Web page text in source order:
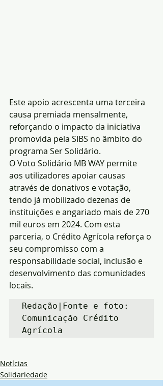
Este apoio acrescenta uma terceira
causa premiada mensalmente,
reforçando o impacto da iniciativa
promovida pela SIBS no âmbito do
programa Ser Solidário.
O Voto Solidário MB WAY permite
aos utilizadores apoiar causas
através de donativos e votação,
tendo já mobilizado dezenas de
instituições e angariado mais de 270
mil euros em 2024. Com esta
parceria, o Crédito Agrícola reforça o
seu compromisso com a
responsabilidade social, inclusão e
desenvolvimento das comunidades
locais.
Redação|Fonte e foto:
Comunicação Crédito
Agrícola
Notícias
Solidariedade